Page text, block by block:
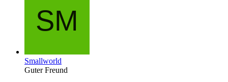
Smallworld
Guter Freund